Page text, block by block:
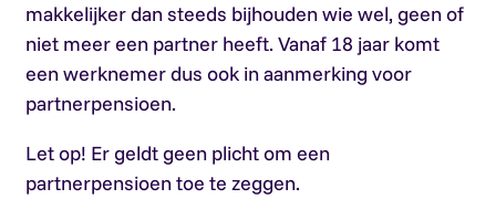
makkelijker dan steeds bijhouden wie wel, geen of
niet meer een partner heeft. Vanaf 18 jaar komt
een werknemer dus ook in aanmerking voor
partnerpensioen.
Let op! Er geldt geen plicht om een
partnerpensioen toe te zeggen.